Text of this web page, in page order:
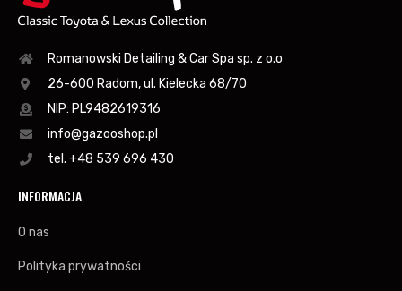
Romanowski Detailing & Car Spa sp. z o.o
26-600 Radom, ul. Kielecka 68/70
NIP: PL9482619316
info@gazooshop.pl
tel. +48 539 696 430
INFORMACJA
O nas
Polityka prywatności